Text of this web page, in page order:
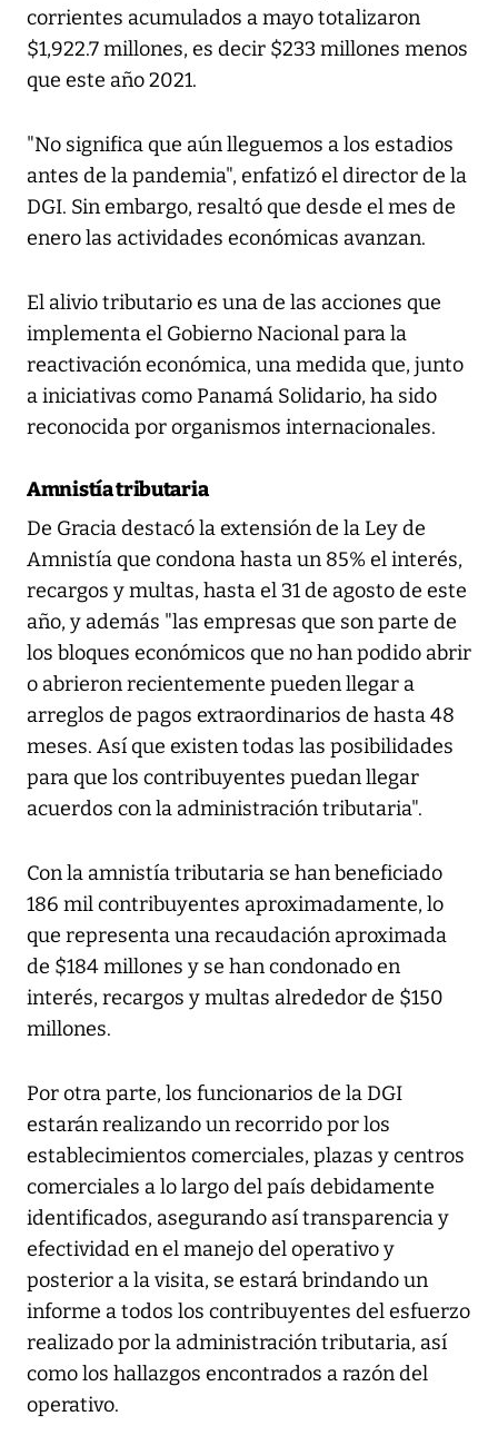
corrientes acumulados a mayo totalizaron
$1,922.7 millones, es decir $233 millones menos
que este año 2021.
"No significa que aún lleguemos a los estadios
antes de la pandemia", enfatizó el director de la
DGI. Sin embargo, resaltó que desde el mes de
enero las actividades económicas avanzan.
El alivio tributario es una de las acciones que
implementa el Gobierno Nacional para la
reactivación económica, una medida que, junto
a iniciativas como Panamá Solidario, ha sido
reconocida por organismos internacionales.
Amnistía tributaria
De Gracia destacó la extensión de la Ley de
Amnistía que condona hasta un 85% el interés,
recargos y multas, hasta el 31 de agosto de este
año, y además "las empresas que son parte de
los bloques económicos que no han podido abrir
o abrieron recientemente pueden llegar a
arreglos de pagos extraordinarios de hasta 48
meses. Así que existen todas las posibilidades
para que los contribuyentes puedan llegar
acuerdos con la administración tributaria".
Con la amnistía tributaria se han beneficiado
186 mil contribuyentes aproximadamente, lo
que representa una recaudación aproximada
de $184 millones y se han condonado en
interés, recargos y multas alrededor de $150
millones.
Por otra parte, los funcionarios de la DGI
estarán realizando un recorrido por los
establecimientos comerciales, plazas y centros
comerciales a lo largo del país debidamente
identificados, asegurando así transparencia y
efectividad en el manejo del operativo y
posterior a la visita, se estará brindando un
informe a todos los contribuyentes del esfuerzo
realizado por la administración tributaria, así
como los hallazgos encontrados a razón del
operativo.